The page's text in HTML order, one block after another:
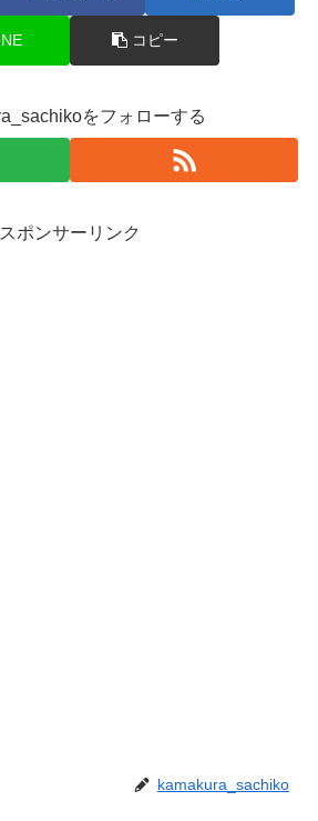
コピー
をフォローする
スポンサーリンク
kamakura_sachiko